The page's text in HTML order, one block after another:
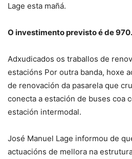
Lage esta mañá.
O investimento previsto é de
Adxudicados os traballos de
estacións Por outra banda, hoxe
de renovación da pasarela que
conecta a estación de buses coa
estación intermodal.
José Manuel Lage informou de
actuacións de mellora na